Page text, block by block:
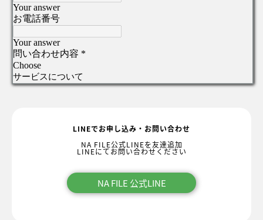
LINEでお申し込み・お問い合わせ
NA FILE公式LINEを友達追加
LINEにてお問い合わせください
NA FILE 公式LINE